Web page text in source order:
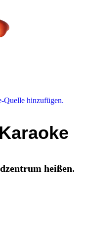
Quelle hinzufügen.
heißen.